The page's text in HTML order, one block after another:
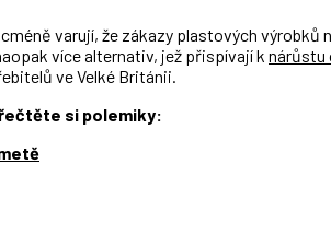
varují, že zákazy plastových výrobků
více alternativ, jež přispívají k nárůstu
ve Velké Británii.
si polemiky: